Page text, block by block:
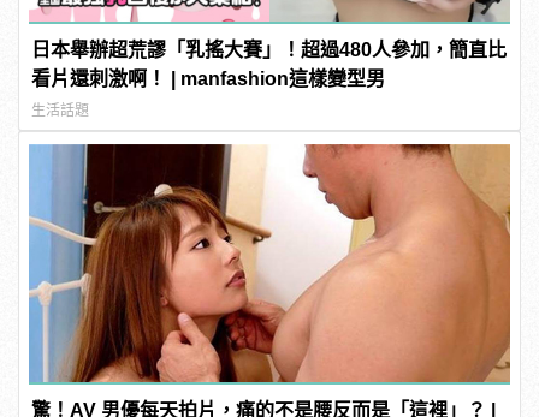
日本舉辦超荒謬「乳搖大賽」！超過480人參加，簡直比
看片還刺激啊！ | manfashion這樣變型男
生活話題
驚！AV 男優每天拍片，痛的不是腰反而是「這裡」？ |